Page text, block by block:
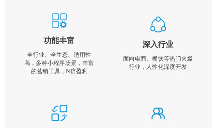
功能丰富
全行业、全生态、适用性
高，多种小程序场景，丰富
的营销工具，N倍盈利
深入行业
面向电商、餐饮等热门火爆
行业，人性化深度开发